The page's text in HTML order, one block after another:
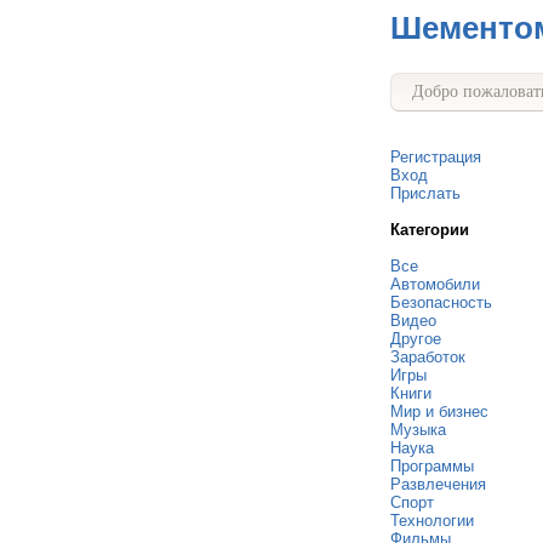
Добро
Регистрация
Вход
Прислать
Категории
Все
Автомобили
Безопасность
Видео
Другое
Заработок
Игры
Книги
Мир и бизнес
Музыка
Наука
Программы
Развлечения
Спорт
Технологии
Фильмы